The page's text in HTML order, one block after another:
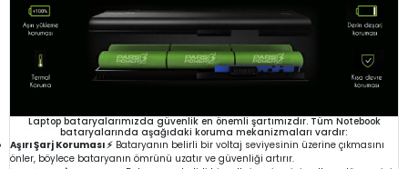
Laptop bataryalarımızda güvenlik en önemli şartımızdır. Tüm Notebook
bataryalarında aşağıdaki koruma mekanizmaları vardır:
Aşırı Şarj Koruması ⚡ Bataryanın belirli bir voltaj seviyesinin üzerine çıkmasını
önler, böylece bataryanın ömrünü uzatır ve güvenliği artırır.